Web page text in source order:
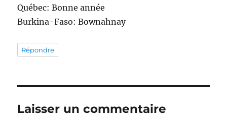
Québec: Bonne année
Burkina-Faso: Bownahnay
Répondre
Laisser un commentaire